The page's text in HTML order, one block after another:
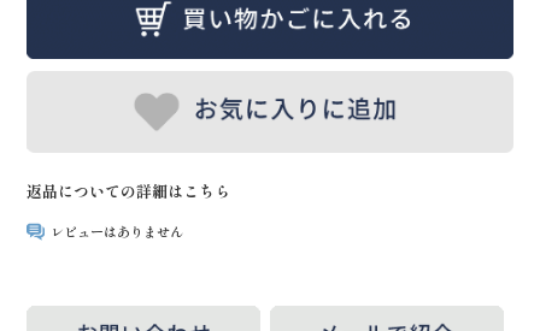
返品についての詳細はこちら
レビューはありません